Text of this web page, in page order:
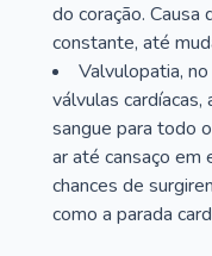
do coração. Causa
constante, até
Valvulopatia,
válvulas
sangue para todo
ar até cansaço em
chances de
como a parada